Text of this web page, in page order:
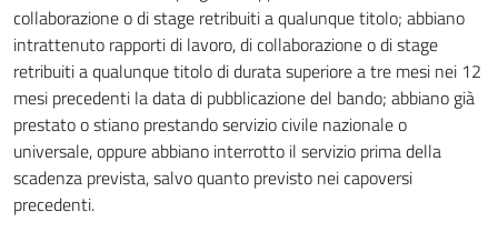
collaborazione o di stage retribuiti a qualunque titolo; abbiano
intrattenuto rapporti di lavoro, di collaborazione o di stage
retribuiti a qualunque titolo di durata superiore a tre mesi nei 12
mesi precedenti la data di pubblicazione del bando; abbiano già
prestato o stiano prestando servizio civile nazionale o
universale, oppure abbiano interrotto il servizio prima della
scadenza prevista, salvo quanto previsto nei capoversi
precedenti.